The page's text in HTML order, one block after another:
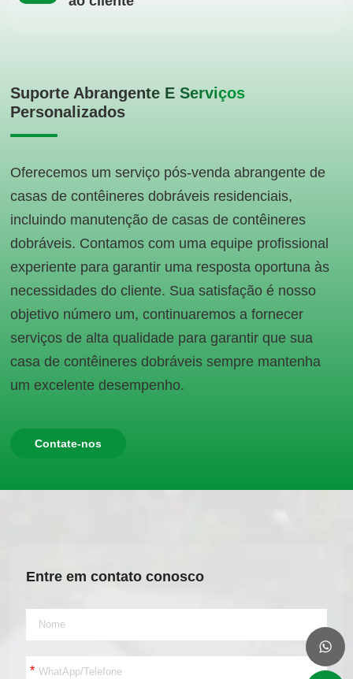
Suporte Abrangente E Serviços
Personalizados
Oferecemos um serviço pós-venda abrangente de
casas de contêineres dobráveis residenciais,
incluindo manutenção de casas de contêineres
dobráveis. Contamos com uma equipe profissional
experiente para garantir uma resposta oportuna às
necessidades do cliente. Sua satisfação é nosso
objetivo número um, continuaremos a fornecer
serviços de alta qualidade para garantir que sua
casa de contêineres dobráveis sempre mantenha
um excelente desempenho.
Contate-nos
Entre em contato conosco
*